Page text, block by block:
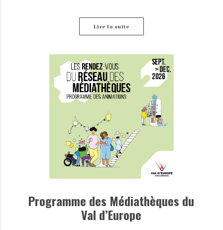
Lire la suite
Programme des Médiathèques du
Val d’Europe